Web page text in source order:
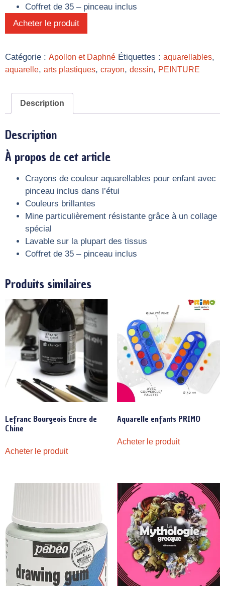
Coffret de 35 – pinceau inclus
Acheter le produit
Catégorie : Apollon et Daphné Étiquettes : aquarellables,
aquarelle, arts plastiques, crayon, dessin, PEINTURE
Description
Description
À propos de cet article
Crayons de couleur aquarellables pour enfant avec
pinceau inclus dans l’étui
Couleurs brillantes
Mine particulièrement résistante grâce à un collage
spécial
Lavable sur la plupart des tissus
Coffret de 35 – pinceau inclus
Produits similaires
Lefranc Bourgeois Encre de
Chine
Acheter le produit
Aquarelle enfants PRIMO
Acheter le produit